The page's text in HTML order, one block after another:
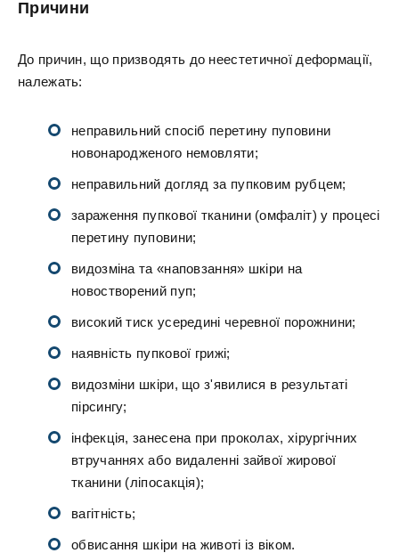
Причини
До причин, що призводять до неестетичної деформації,
належать:
неправильний спосіб перетину пуповини
новонародженого немовляти;
неправильний догляд за пупковим рубцем;
зараження пупкової тканини (омфаліт) у процесі
перетину пуповини;
видозміна та «наповзання» шкіри на
новостворений пуп;
високий тиск усередині черевної порожнини;
наявність пупкової грижі;
видозміни шкіри, що з'явилися в результаті
пірсингу;
інфекція, занесена при проколах, хірургічних
втручаннях або видаленні зайвої жирової
тканини (ліпосакція);
вагітність;
обвисання шкіри на животі із віком.